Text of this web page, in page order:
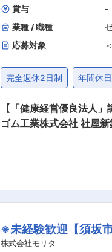
賞与
-
業種 / 職種
応募対象
完全週休2日制 年間休
【「健康経営優良法人
ゴム工業株式会社 社屋
商業施設、公共施設 ・リフォーム：既存建物の
齢が38.04歳と若く、風
感じる仕事です。 ・長
パニー 〈ワークライフ
※未経験歓迎【須坂
株式会社モリタ